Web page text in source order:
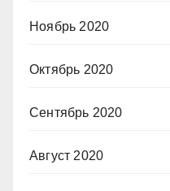
Ноябрь 2020
Октябрь 2020
Сентябрь 2020
Август 2020